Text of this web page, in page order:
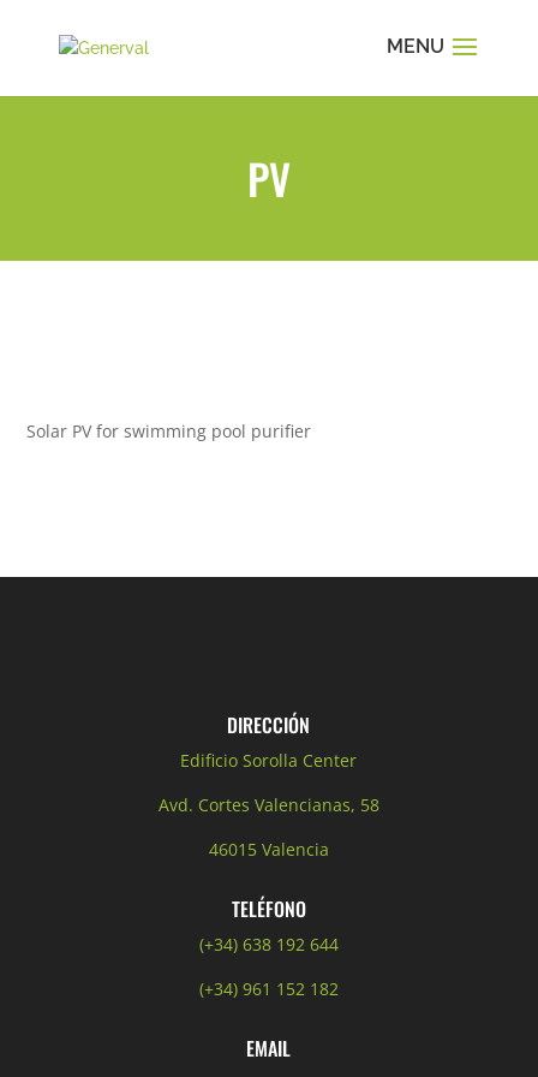
PV
Solar PV for swimming pool purifier
DIRECCIÓN
Edificio Sorolla Center
Avd. Cortes Valencianas, 58
46015 Valencia
TELÉFONO
(+34) 638 192 644
(+34) 961 152 182
EMAIL